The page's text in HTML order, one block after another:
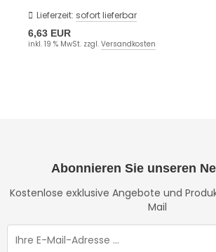
Lieferzeit: sofort lieferbar
6,63 EUR
inkl. 19 % MwSt. zzgl. Versandkosten
Abonnieren Sie unseren
Kostenlose exklusive Angebote und
Mail